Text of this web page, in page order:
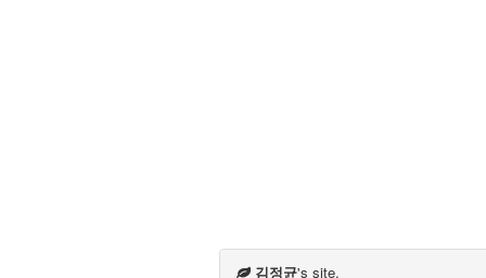
김정균's site.